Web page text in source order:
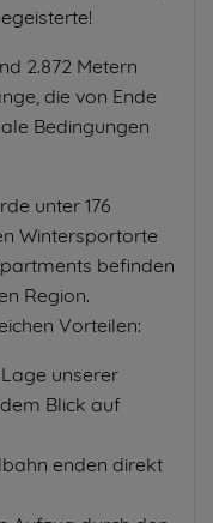
2.872 Metern
die von Ende
Bedingungen
unter 176
Wintersportorte
befinden
Region.
Vorteilen:
unserer
Blick auf
enden direkt